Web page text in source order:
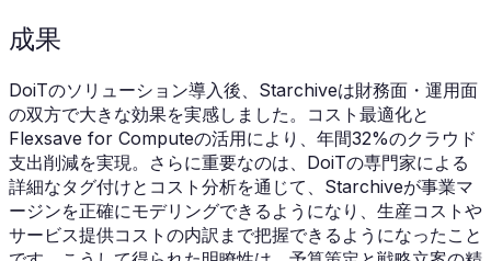
成果
DoiTのソリューション導入後、Starchiveは財務面・運用面
の双方で大きな効果を実感しました。コスト最適化と
Flexsave for Computeの活用により、年間32%のクラウド
支出削減を実現。さらに重要なのは、DoiTの専門家による
詳細なタグ付けとコスト分析を通じて、Starchiveが事業マ
ージンを正確にモデリングできるようになり、生産コストや
サービス提供コストの内訳まで把握できるようになったこと